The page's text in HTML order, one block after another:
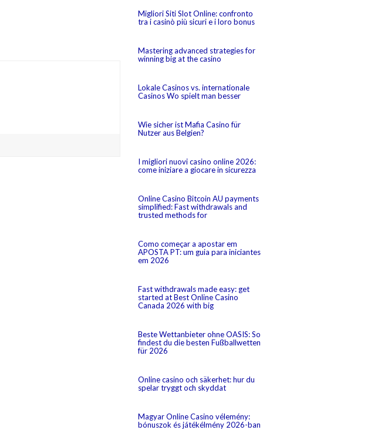
Migliori Siti Slot Online: confronto
tra i casinò più sicuri e i loro bonus
Mastering advanced strategies for
winning big at the casino
Lokale Casinos vs. internationale
Casinos Wo spielt man besser
Wie sicher ist Mafia Casino für
Nutzer aus Belgien?
I migliori nuovi casino online 2026:
come iniziare a giocare in sicurezza
Online Casino Bitcoin AU payments
simplified: Fast withdrawals and
trusted methods for
Como começar a apostar em
APOSTA PT: um guia para iniciantes
em 2026
Fast withdrawals made easy: get
started at Best Online Casino
Canada 2026 with big
Beste Wettanbieter ohne OASIS: So
findest du die besten Fußballwetten
für 2026
Online casino och säkerhet: hur du
spelar tryggt och skyddat
Magyar Online Casino vélemény:
bónuszok és játékélmény 2026-ban